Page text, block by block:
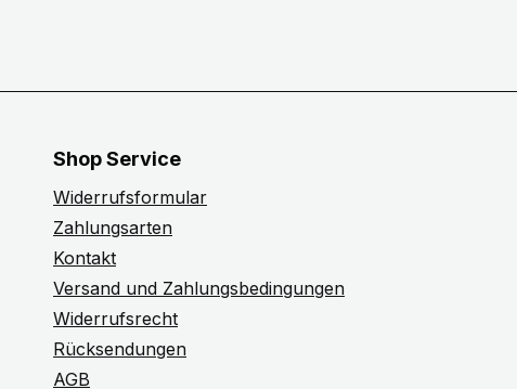
Shop Service
Widerrufsformular
Zahlungsarten
Kontakt
Versand und Zahlungsbedingungen
Widerrufsrecht
Rücksendungen
AGB